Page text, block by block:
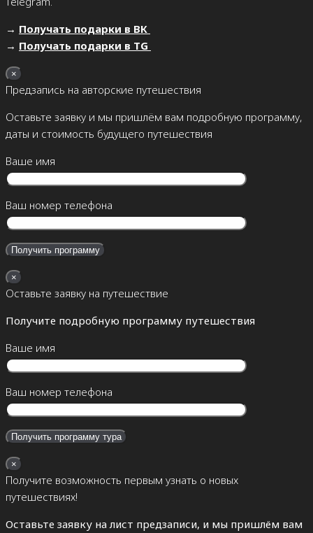
→ Получать подарки в ВК
→ Получать подарки в TG
×
Предзапись на авторские путешествия
Оставьте заявку и мы пришлём вам подробную программу,
даты и стоимость будущего путешествия
Ваше имя
Ваш номер телефона
×
Оставьте заявку на путешествие
Получите подробную программу путешествия
Ваше имя
Ваш номер телефона
×
Получите возможность первым узнать о новых
путешествиях!
Оставьте заявку на лист предзаписи, и мы пришлём вам